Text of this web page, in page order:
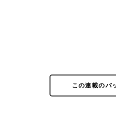
この連載のバ